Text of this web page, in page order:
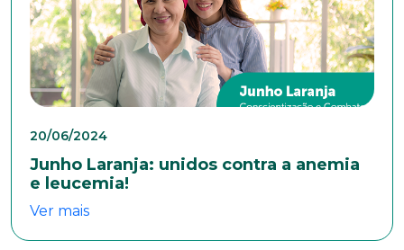
20/06/2024
Junho Laranja: unidos contra a anemia
e leucemia!
Ver mais
Cidade
Naturalidade